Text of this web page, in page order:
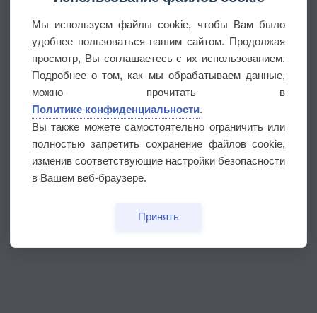
Мы используем файлы cookie, чтобы Вам было
удобнее пользоваться нашим сайтом. Продолжая
просмотр, Вы соглашаетесь с их использованием.
Подробнее о том, как мы обрабатываем данные,
можно прочитать в
Политике конфиденциальности.
Вы также можете самостоятельно ограничить или
полностью запретить сохранение файлов cookie,
изменив соответствующие настройки безопасности
в Вашем веб-браузере.
Принять